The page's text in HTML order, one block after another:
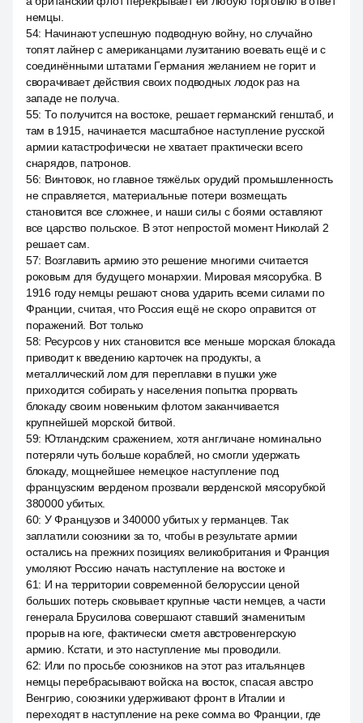
немцы.
54: Начинают успешную подводную войну, но случайно
топят лайнер с американцами лузитанию воевать ещё и с
соединёнными штатами Германия желанием не горит и
сворачивает действия своих подводных лодок раз на
западе не получа.
55: То получится на востоке, решает германский генштаб, и
там в 1915, начинается масштабное наступление русской
армии катастрофически не хватает практически всего
снарядов, патронов.
56: Винтовок, но главное тяжёлых орудий промышленность
не справляется, материальные потери возмещать
становится все сложнее, и наши силы с боями оставляют
все царство польское. В этот непростой момент Николай 2
решает сам.
57: Возглавить армию это решение многими считается
роковым для будущего монархии. Мировая мясорубка. В
1916 году немцы решают снова ударить всеми силами по
Франции, считая, что Россия ещё не скоро оправится от
поражений. Вот только
58: Ресурсов у них становится все меньше морская блокада
приводит к введению карточек на продукты, а
металлический лом для переплавки в пушки уже
приходится собирать у населения попытка прорвать
блокаду своим новеньким флотом заканчивается
крупнейшей морской битвой.
59: Ютландским сражением, хотя англичане номинально
потеряли чуть больше кораблей, но смогли удержать
блокаду, мощнейшее немецкое наступление под
французским верденом прозвали верденской мясорубкой
380000 убитых.
60: У Французов и 340000 убитых у германцев. Так
заплатили союзники за то, чтобы в результате армии
остались на прежних позициях великобритания и Франция
умоляют Россию начать наступление на востоке и
61: И на территории современной белоруссии ценой
больших потерь сковывает крупные части немцев, а части
генерала Брусилова совершают ставший знаменитым
прорыв на юге, фактически сметя австровенгерскую
армию. Кстати, и это наступление мы проводили.
62: Или по просьбе союзников на этот раз итальянцев
немцы перебрасывают войска на восток, спасая австро
Венгрию, союзники удерживают фронт в Италии и
переходят в наступление на реке сомма во Франции, где